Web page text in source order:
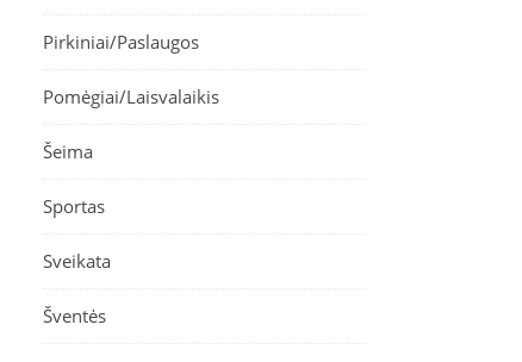
Pirkiniai/Paslaugos
Pomėgiai/Laisvalaikis
Šeima
Sportas
Sveikata
Šventės